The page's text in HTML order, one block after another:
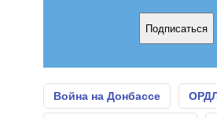
Подписаться
Война на Донбассе